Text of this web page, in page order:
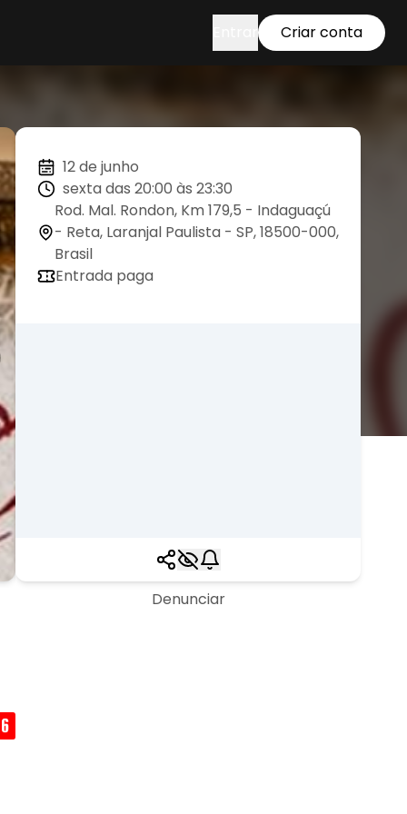
Criar conta
12 de junho
sexta das 20:00 às 23:30
Rod. Mal. Rondon, Km 179,5 - Indaguaçú
- Reta, Laranjal Paulista - SP, 18500-000,
Brasil
Entrada paga
Denunciar